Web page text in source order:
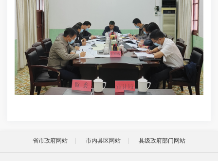
省市政府网站 市内县区网站 县级政府部门网站